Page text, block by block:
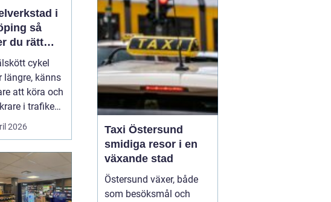
i
så
du rätt
för din
cykel
längre, känns
att köra och
i trafiken.
som cy...
2026
Taxi Östersund
smidiga resor i en
växande stad
Östersund växer, både
som besöksmål och